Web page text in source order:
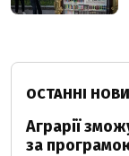
ОСТАННІ
Аграрії
за